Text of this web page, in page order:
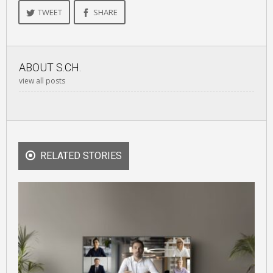
TWEET SHARE
ABOUT S.CH.
view all posts
RELATED STORIES